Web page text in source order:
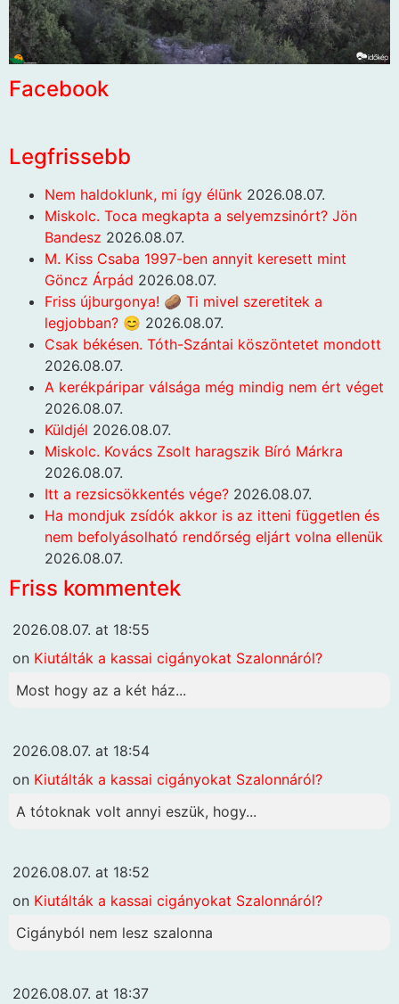
Facebook
Legfrissebb
Nem haldoklunk, mi így élünk 2026.08.07.
Miskolc. Toca megkapta a selyemzsinórt? Jön
Bandesz 2026.08.07.
M. Kiss Csaba 1997-ben annyit keresett mint
Göncz Árpád 2026.08.07.
Friss újburgonya! 🥔 Ti mivel szeretitek a
legjobban? 😊 2026.08.07.
Csak békésen. Tóth-Szántai köszöntetet mondott
2026.08.07.
A kerékpáripar válsága még mindig nem ért véget
2026.08.07.
Küldjél 2026.08.07.
Miskolc. Kovács Zsolt haragszik Bíró Márkra
2026.08.07.
Itt a rezsicsökkentés vége? 2026.08.07.
Ha mondjuk zsídók akkor is az itteni független és
nem befolyásolható rendőrség eljárt volna ellenük
2026.08.07.
Friss kommentek
2026.08.07. at 18:55
on Kiutálták a kassai cigányokat Szalonnáról?
Most hogy az a két ház...
2026.08.07. at 18:54
on Kiutálták a kassai cigányokat Szalonnáról?
A tótoknak volt annyi eszük, hogy...
2026.08.07. at 18:52
on Kiutálták a kassai cigányokat Szalonnáról?
Cigányból nem lesz szalonna
2026.08.07. at 18:37